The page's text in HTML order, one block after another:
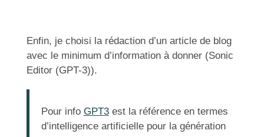
Enfin, je choisi la rédaction d’un article de blog
avec le minimum d’information à donner (Sonic
Editor (GPT-3)).
Pour info GPT3est la référence en termes
d’intelligence artificielle pour la génération